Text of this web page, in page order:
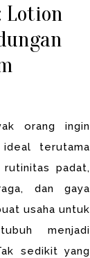
Lotion
orang ingin
terutama
padat,
dan gaya
usaha untuk
menjadi
sedikit yang